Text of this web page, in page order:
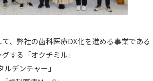
、弊社の歯科医療DX化を進める事業である
する「オクチミル」
デンチャー」